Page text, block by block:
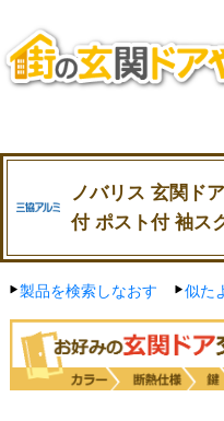
ノバリス 玄関ド
付 ポスト付 袖ス
製品を検索しなおす 似た